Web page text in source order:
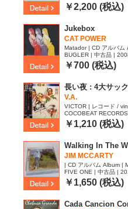
￥2,200 (税込)
Jukebox
CAT POWER
Matador | CD アルバム
BUGLER | 中古品 |
￥700 (税込)
長い夜 : 4大サッ
V.A.
VICTOR | レコード /
COCOBEAT
￥1,210 (税込)
Walking In The
JIM MCCARTY
| CD アルバム Album |
FIVE ONE | 中古品 |
￥1,650 (税込)
Cada Cancion